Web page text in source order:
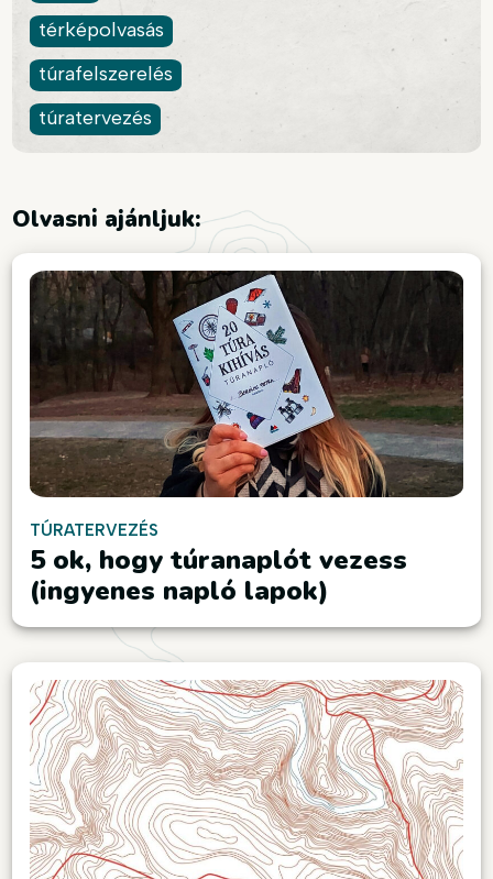
térképolvasás
túrafelszerelés
túratervezés
Olvasni ajánljuk:
TÚRATERVEZÉS
5 ok, hogy túranaplót vezess
(ingyenes napló lapok)